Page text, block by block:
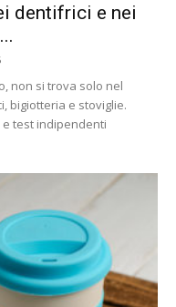
dentifrici e nei
non si trova solo nel
bigiotteria e stoviglie.
test indipendenti